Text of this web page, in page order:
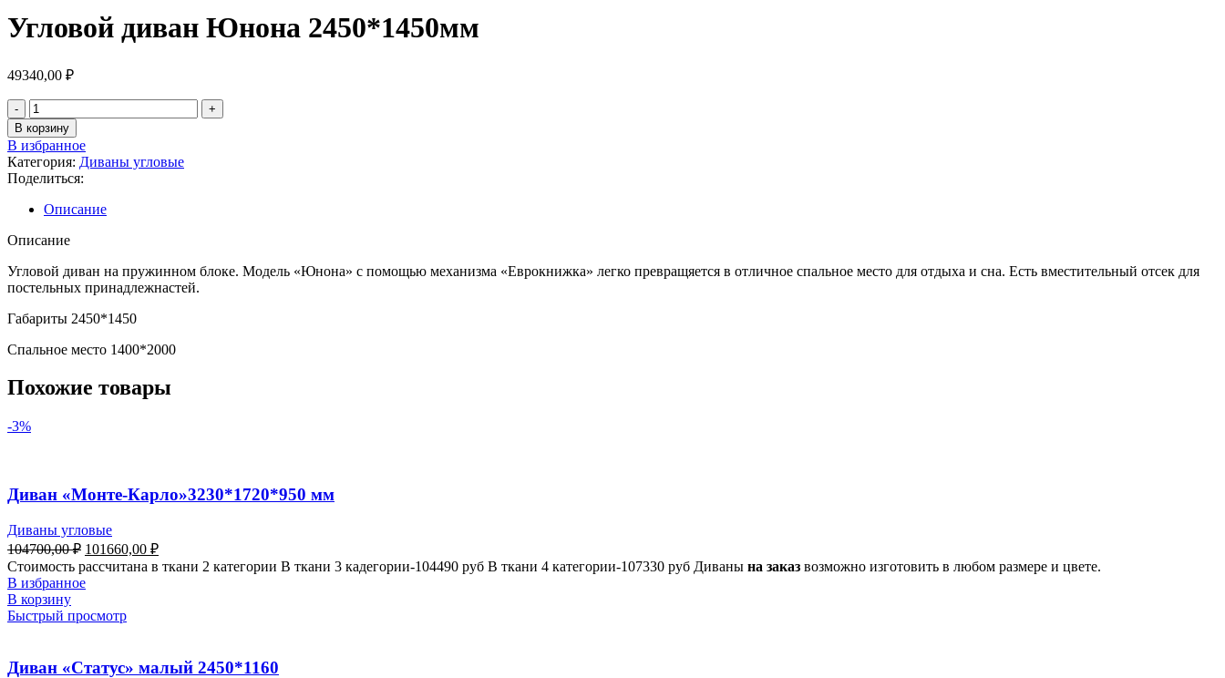
Угловой диван Юнона 2450*1450мм
49340,00 ₽
В корзину
В избранное
Категория: Диваны угловые
Поделиться:
Описание
Описание
Угловой диван на пружинном блоке. Модель «Юнона» с помощью механизма «Еврокнижка» легко превращяется в отличное спальное место для отдыха и сна. Есть вместительный отсек для
постельных принадлежнастей.
Габариты 2450*1450
Спальное место 1400*2000
Похожие товары
-3%
Диван «Монте-Карло»3230*1720*950 мм
Диваны угловые
104700,00₽ 101660,00 ₽
Стоимость рассчитана в ткани 2 категории В ткани 3 кадегории-104490 руб В ткани 4 категории-107330 руб Диваны на заказ возможно изготовить в любом размере и цвете.
В избранное
В корзину
Быстрый просмотр
Диван «Статус» малый 2450*1160